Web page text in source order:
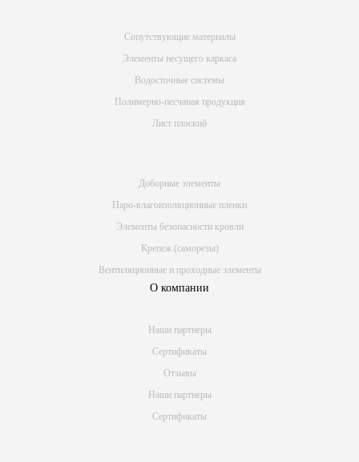
Сопутствующие материалы
Элементы несущего каркаса
Водосточные системы
Полимерно-песчаная продукция
Лист плоский
Доборные элементы
Паро-влагоизоляционные пленки
Элементы безопасности кровли
Крепеж (саморезы)
Вентиляционные и проходные элементы
О компании
Наши партнеры
Сертификаты
Отзывы
Наши партнеры
Сертификаты